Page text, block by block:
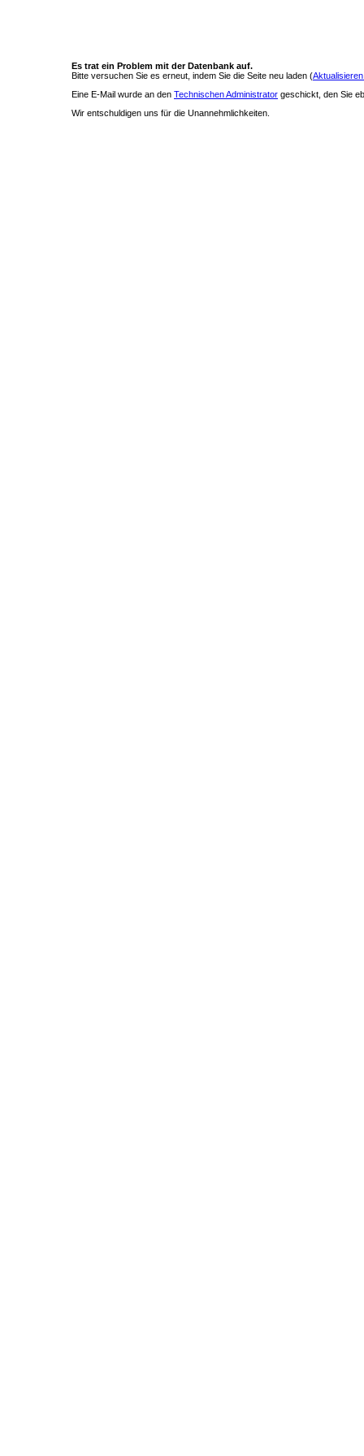
Es trat ein Problem mit der Datenbank auf.
Bitte versuchen Sie es erneut, indem Sie die Seite neu laden (
Eine E-Mail wurde an den Technischen Administrator geschickt, den Sie
Wir entschuldigen uns für die Unannehmlichkeiten.